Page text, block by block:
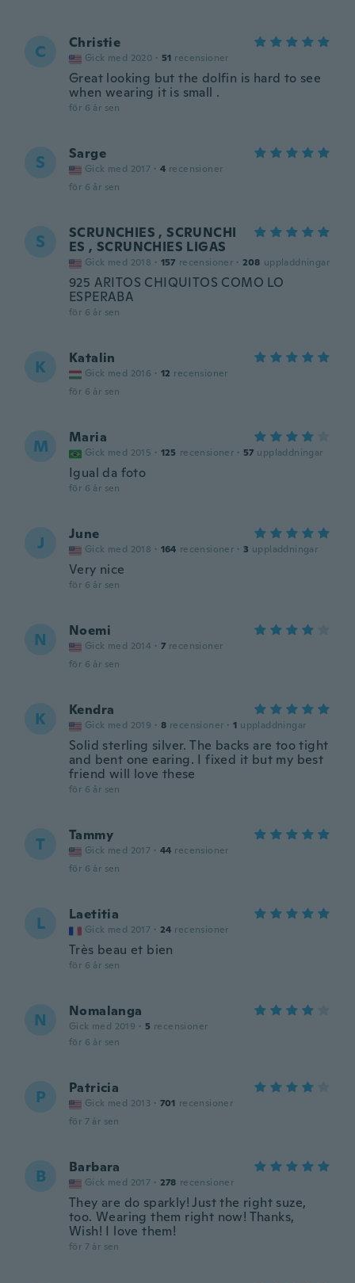
C Christie
Gick med 2020 · 51 recensioner
Great looking but the dolfin is hard to see
when wearing it is small .
för 6 år sen
S Sarge
Gick med 2017 · 4 recensioner
för 6 år sen
S
SCRUNCHIES , SCRUNCHI
ES , SCRUNCHIES LIGAS
Gick med 2018 · 157 recensioner · 208 uppladdningar
925 ARITOS CHIQUITOS COMO LO
ESPERABA
för 6 år sen
K Katalin
Gick med 2016 · 12 recensioner
för 6 år sen
M Maria
Gick med 2015 · 125 recensioner · 57 uppladdningar
Igual da foto
för 6 år sen
J June
Gick med 2018 · 164 recensioner · 3 uppladdningar
Very nice
för 6 år sen
N Noemi
Gick med 2014 · 7 recensioner
för 6 år sen
K Kendra
Gick med 2019 · 8 recensioner · 1 uppladdningar
Solid sterling silver. The backs are too tight
and bent one earing. I fixed it but my best
friend will love these
för 6 år sen
T Tammy
Gick med 2017 · 44 recensioner
för 6 år sen
L Laetitia
Gick med 2017 · 24 recensioner
Très beau et bien
för 6 år sen
N Nomalanga
Gick med 2019 · 5 recensioner
för 6 år sen
P Patricia
Gick med 2013 · 701 recensioner
för 7 år sen
B Barbara
Gick med 2017 · 278 recensioner
They are do sparkly! Just the right suze,
too. Wearing them right now! Thanks,
Wish! I love them!
för 7 år sen